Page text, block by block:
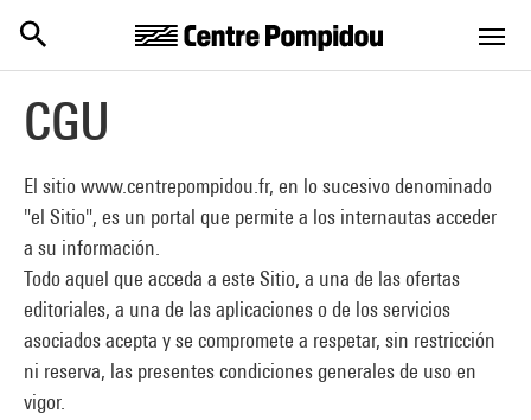
CGU
El sitio www.centrepompidou.fr, en lo sucesivo denominado
"el Sitio", es un portal que permite a los internautas acceder
a su información.
Todo aquel que acceda a este Sitio, a una de las ofertas
editoriales, a una de las aplicaciones o de los servicios
asociados acepta y se compromete a respetar, sin restricción
ni reserva, las presentes condiciones generales de uso en
vigor.